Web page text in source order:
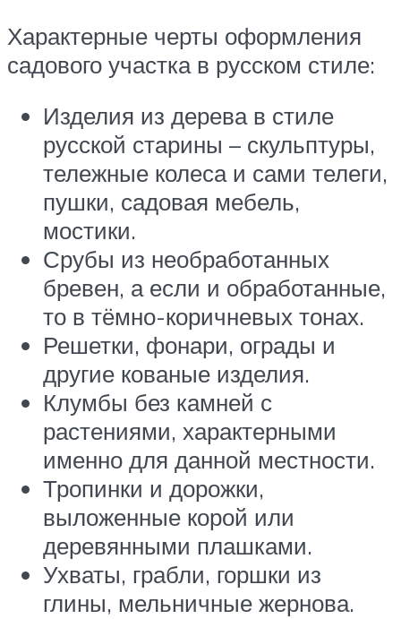
Характерные черты оформления
садового участка в русском стиле:
Изделия из дерева в стиле
русской старины – скульптуры,
тележные колеса и сами телеги,
пушки, садовая мебель,
мостики.
Срубы из необработанных
бревен, а если и обработанные,
то в тёмно-коричневых тонах.
Решетки, фонари, ограды и
другие кованые изделия.
Клумбы без камней с
растениями, характерными
именно для данной местности.
Тропинки и дорожки,
выложенные корой или
деревянными плашками.
Ухваты, грабли, горшки из
глины, мельничные жернова.